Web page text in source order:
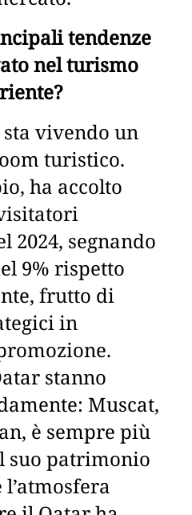
tendenze
nel turismo
vivendo un
turistico.
ha accolto
2024, segnando
9% rispetto
frutto di
in
stanno
Muscat,
è sempre più
suo patrimonio